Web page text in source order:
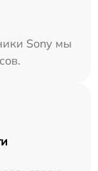
Sony мы